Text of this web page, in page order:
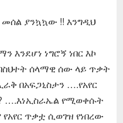
መሰል ያንኳኳው !! እንግዲህ
እንደሆነ ነግሮኝ ነበር እኮ
ሰላማዊ ሰው ላይ ጥቃት
በአፍጋኒስታን ….የአየር
የሚወቀሱት
ጥቃቷ ሲወገዝ የነበረው